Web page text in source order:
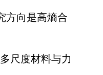
方向是高熵合
尺度材料与力